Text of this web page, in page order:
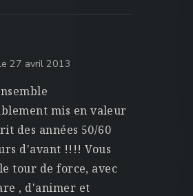
27 avril 2013
mis en valeur
des années 50/60
d'avant !!!! Vous
tour de force, avec
, d'animer et